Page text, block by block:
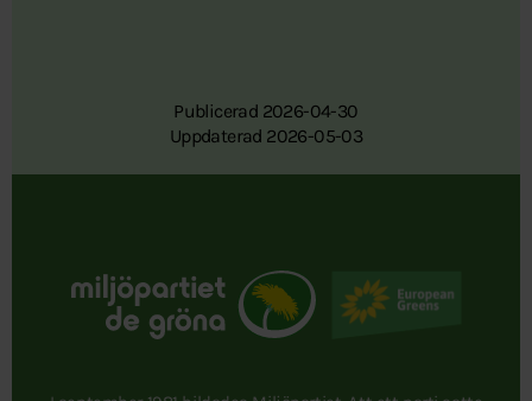
Publicerad 2026-04-30
Uppdaterad 2026-05-03